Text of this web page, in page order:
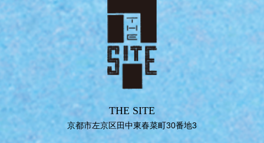
THE SITE
京都市左京区田中東春菜町30番地3